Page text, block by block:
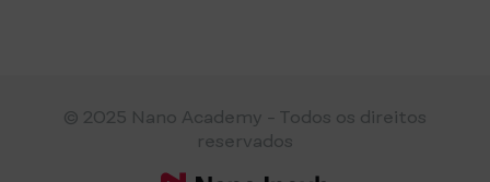
© 2025 Nano Academy - Todos os direitos
reservados